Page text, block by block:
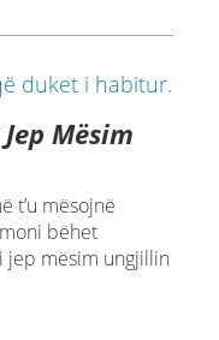
Mësim
t’u mësojnë
bëhet
mësim ungjillin